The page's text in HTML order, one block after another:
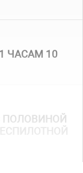
ЧАСАМ 10
ПОЛОВИНОЙ